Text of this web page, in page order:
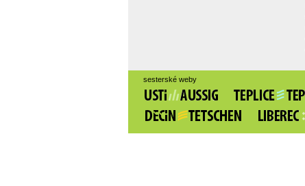
sesterské weby